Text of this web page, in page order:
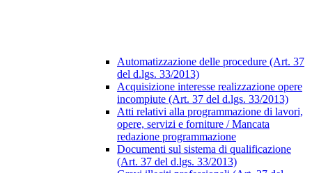
Automatizzazione delle procedure (Art. 37
del d.lgs. 33/2013)
Acquisizione interesse realizzazione opere
incompiute (Art. 37 del d.lgs. 33/2013)
Atti relativi alla programmazione di lavori,
opere, servizi e forniture / Mancata
redazione programmazione
Documenti sul sistema di qualificazione
(Art. 37 del d.lgs. 33/2013)